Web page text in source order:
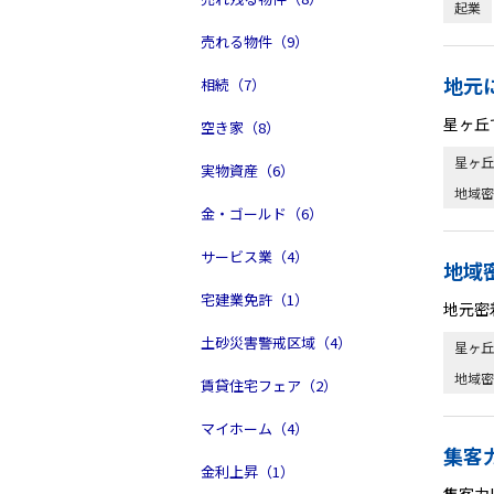
売れる物件（9）
相続（7）
空き家（8）
実物資産（6）
金・ゴールド（6）
サービス業（4）
宅建業免許（1）
土砂災害警戒区域（4）
賃貸住宅フェア（2）
マイホーム（4）
金利上昇（1）
起業
地元
星ヶ
星ヶ
地域
地域
地元
星ヶ
地域
集客